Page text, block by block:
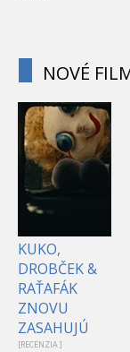
NOVÉ
KUKO,
DROBČEK &
RAŤAFÁK
ZNOVU
ZASAHUJÚ
[RECENZIA ]